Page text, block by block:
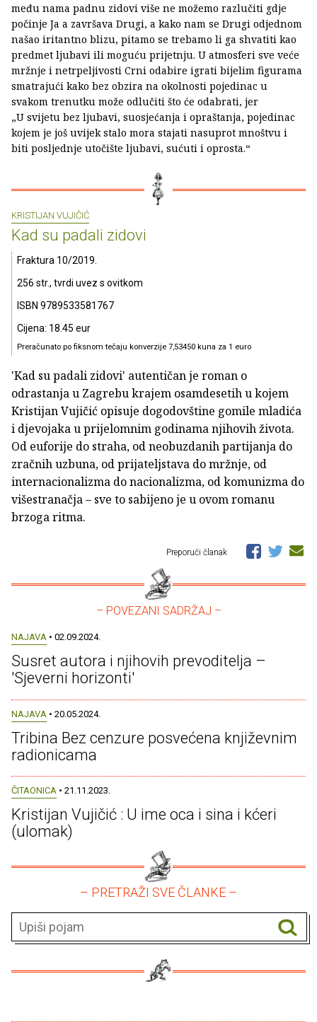
među nama padnu zidovi više ne možemo razlučiti gdje
počinje Ja a završava Drugi, a kako nam se Drugi odjednom
našao iritantno blizu, pitamo se trebamo li ga shvatiti kao
predmet ljubavi ili moguću prijetnju. U atmosferi sve veće
mržnje i netrpeljivosti Crni odabire igrati bijelim figurama
smatrajući kako bez obzira na okolnosti pojedinac u
svakom trenutku može odlučiti što će odabrati, jer
„U svijetu bez ljubavi, suosjećanja i opraštanja, pojedinac
kojem je još uvijek stalo mora stajati nasuprot mnoštvu i
biti posljednje utočište ljubavi, sućuti i oprosta.“
KRISTIJAN VUJIČIĆ
Kad su padali zidovi
Fraktura 10/2019.
256 str., tvrdi uvez s ovitkom
ISBN 9789533581767
Cijena: 18.45 eur
Preračunato po fiksnom tečaju konverzije 7,53450 kuna za 1 euro
'Kad su padali zidovi' autentičan je roman o
odrastanja u Zagrebu krajem osamdesetih u kojem
Kristijan Vujičić opisuje dogodovštine gomile mladića
i djevojaka u prijelomnim godinama njihovih života.
Od euforije do straha, od neobuzdanih partijanja do
zračnih uzbuna, od prijateljstava do mržnje, od
internacionalizma do nacionalizma, od komunizma do
višestranačja – sve to sabijeno je u ovom romanu
brzoga ritma.
Preporuči članak
– POVEZANI SADRŽAJ –
NAJAVA • 02.09.2024.
Susret autora i njihovih prevoditelja –
'Sjeverni horizonti'
NAJAVA • 20.05.2024.
Tribina Bez cenzure posvećena književnim
radionicama
ČITAONICA • 21.11.2023.
Kristijan Vujičić : U ime oca i sina i kćeri
(ulomak)
– PRETRAŽI SVE ČLANKE –